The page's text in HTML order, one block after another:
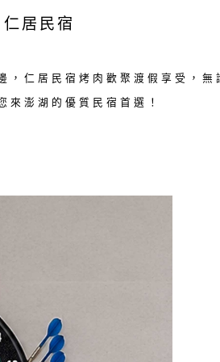
仁居民宿
，仁居民宿烤肉歡聚渡假享受，無
來澎湖的優質民宿首選！